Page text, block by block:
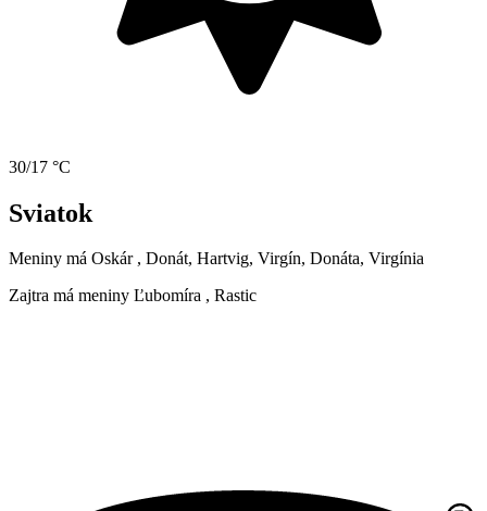
30/17 °C
Sviatok
Meniny má Oskár , Donát, Hartvig, Virgín, Donáta, Virgínia
Zajtra má meniny Ľubomíra , Rastic